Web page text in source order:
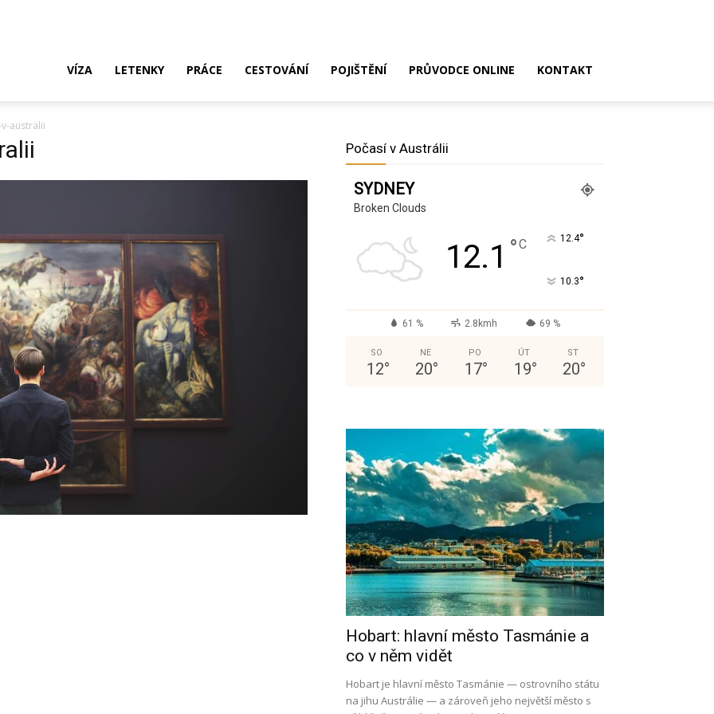
VÍZA LETENKY PRÁCE CESTOVÁNÍ POJIŠTĚNÍ PRŮVODCE ONLINE KONTAKT
australii
Počasí v Austrálii
SYDNEY
Broken Clouds
12.1 °C 12.4°
10.3°
61 % 2.8kmh 69 %
SO
12°
NE
20°
PO
17°
ÚT
19°
ST
20°
Hobart: hlavní město Tasmánie a
co v něm vidět
Hobart je hlavní město Tasmánie — ostrovního státu
na jihu Austrálie — a zároveň jeho největší město s